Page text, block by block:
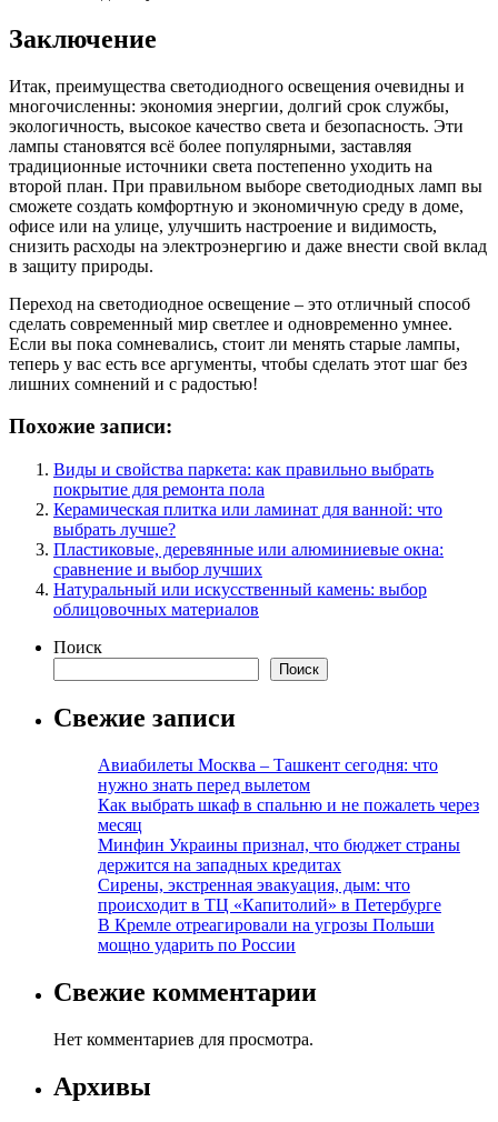
Заключение
Итак, преимущества светодиодного освещения очевидны и
многочисленны: экономия энергии, долгий срок службы,
экологичность, высокое качество света и безопасность. Эти
лампы становятся всё более популярными, заставляя
традиционные источники света постепенно уходить на
второй план. При правильном выборе светодиодных ламп вы
сможете создать комфортную и экономичную среду в доме,
офисе или на улице, улучшить настроение и видимость,
снизить расходы на электроэнергию и даже внести свой вклад
в защиту природы.
Переход на светодиодное освещение – это отличный способ
сделать современный мир светлее и одновременно умнее.
Если вы пока сомневались, стоит ли менять старые лампы,
теперь у вас есть все аргументы, чтобы сделать этот шаг без
лишних сомнений и с радостью!
Похожие записи:
Виды и свойства паркета: как правильно выбрать
покрытие для ремонта пола
Керамическая плитка или ламинат для ванной: что
выбрать лучше?
Пластиковые, деревянные или алюминиевые окна:
сравнение и выбор лучших
Натуральный или искусственный камень: выбор
облицовочных материалов
Поиск
Поиск
Свежие записи
Авиабилеты Москва – Ташкент сегодня: что
нужно знать перед вылетом
Как выбрать шкаф в спальню и не пожалеть через
месяц
Минфин Украины признал, что бюджет страны
держится на западных кредитах
Сирены, экстренная эвакуация, дым: что
происходит в ТЦ «Капитолий» в Петербурге
В Кремле отреагировали на угрозы Польши
мощно ударить по России
Свежие комментарии
Нет комментариев для просмотра.
Архивы